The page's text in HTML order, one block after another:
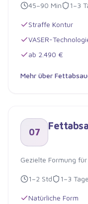
45–90 Min 1–3
Straffe Kontur
VASER-
ab 2.490 €
Mehr über
07
Gezielte Formung
1–2 Std 1–3 Tage
Natürliche Form